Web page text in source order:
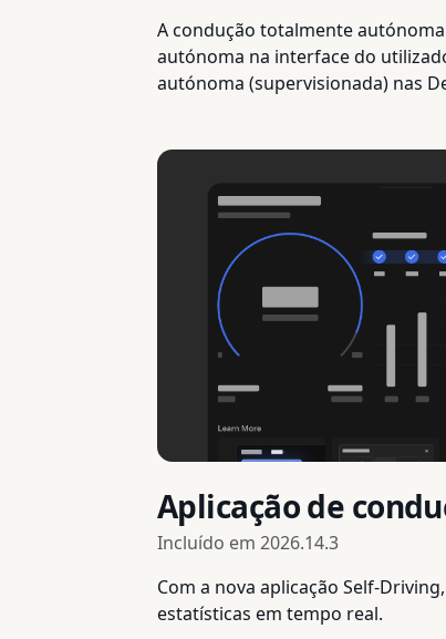
A condução totalmente
autónoma na interface do
autónoma (supervisionada) nas
Aplicação de
Incluído em 2026.14.3
Com a nova aplicação Self-
estatísticas em tempo real.